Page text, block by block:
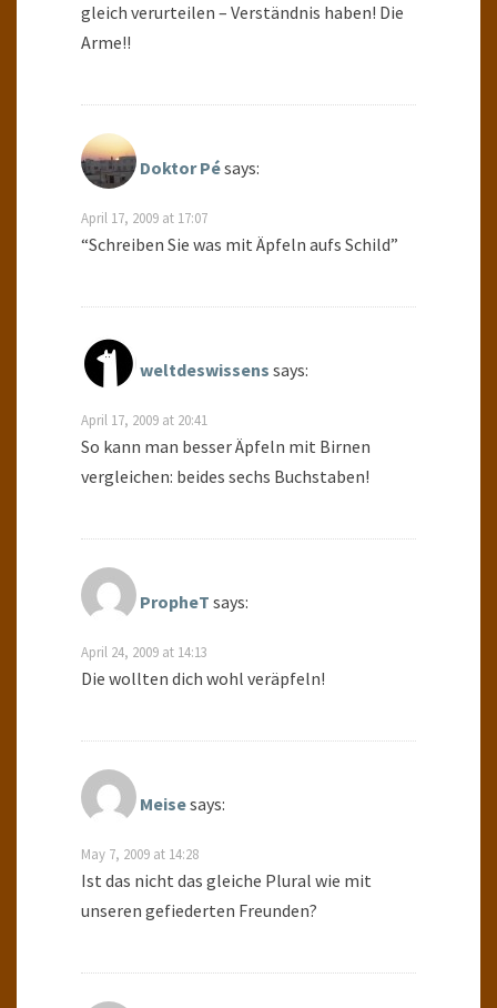
gleich verurteilen – Verständnis haben! Die
Arme!!
Doktor Pésays:
April 17, 2009 at 17:07
“Schreiben Sie was mit Äpfeln aufs Schild”
weltdeswissens says:
April 17, 2009 at 20:41
So kann man besser Äpfeln mit Birnen
vergleichen: beides sechs Buchstaben!
PropheT says:
April 24, 2009 at 14:13
Die wollten dich wohl veräpfeln!
Meisesays:
May 7, 2009 at 14:28
Ist das nicht das gleiche Plural wie mit
unseren gefiederten Freunden?